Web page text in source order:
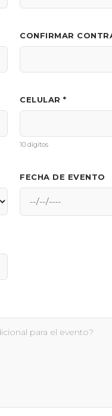
CONFIRMAR
CELULAR *
10 dígitos
FECHA DE EVENTO